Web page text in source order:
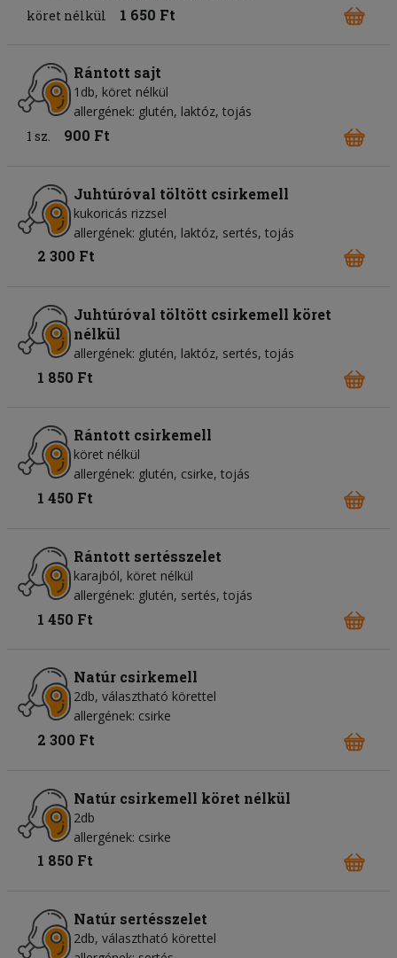
köret nélkül
1 650 Ft
Rántott sajt
1db, köret nélkül
allergének: glutén, laktóz, tojás
1 sz.
900 Ft
Juhtúróval töltött csirkemell
kukoricás rizzsel
allergének: glutén, laktóz, sertés, tojás
2 300 Ft
Juhtúróval töltött csirkemell köret
nélkül
allergének: glutén, laktóz, sertés, tojás
1 850 Ft
Rántott csirkemell
köret nélkül
allergének: glutén, csirke, tojás
1 450 Ft
Rántott sertésszelet
karajból, köret nélkül
allergének: glutén, sertés, tojás
1 450 Ft
Natúr csirkemell
2db, választható körettel
allergének: csirke
2 300 Ft
Natúr csirkemell köret nélkül
2db
allergének: csirke
1 850 Ft
Natúr sertésszelet
2db, választható körettel